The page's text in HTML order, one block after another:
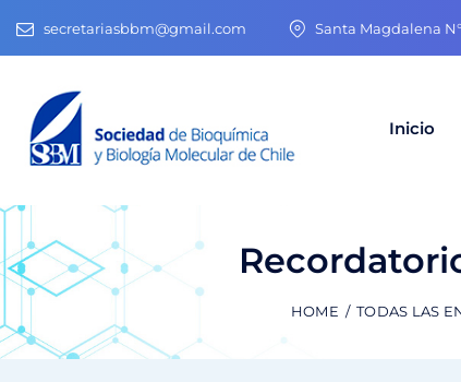
secretariasbbm@gmail.com Santa Magdalena
Inicio
HOME TODAS LAS